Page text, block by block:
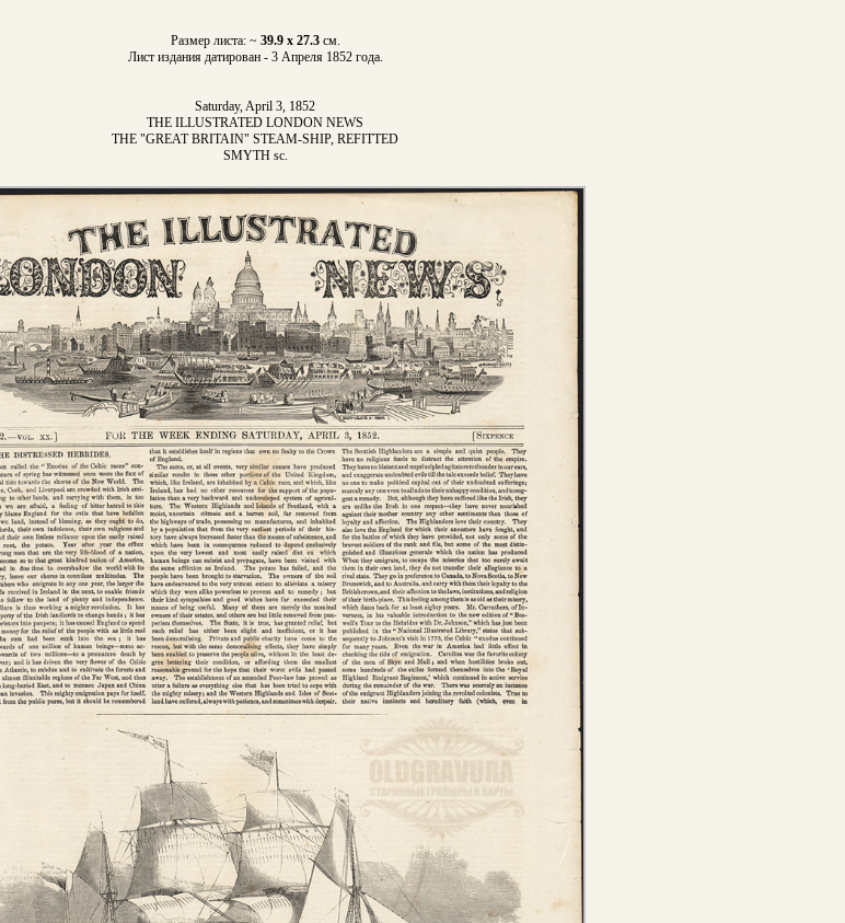
Размер листа: ~ 39.9 x 27.3см.
Лист издания датирован - 3 Апреля 1852 года.
Saturday, April 3, 1852
THE ILLUSTRATED LONDON NEWS
THE "GREAT BRITAIN" STEAM-SHIP, REFITTED
SMYTH sc.